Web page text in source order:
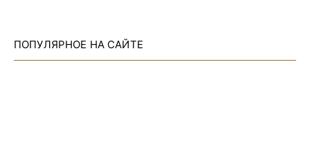
ПОПУЛЯРНОЕ НА САЙТЕ